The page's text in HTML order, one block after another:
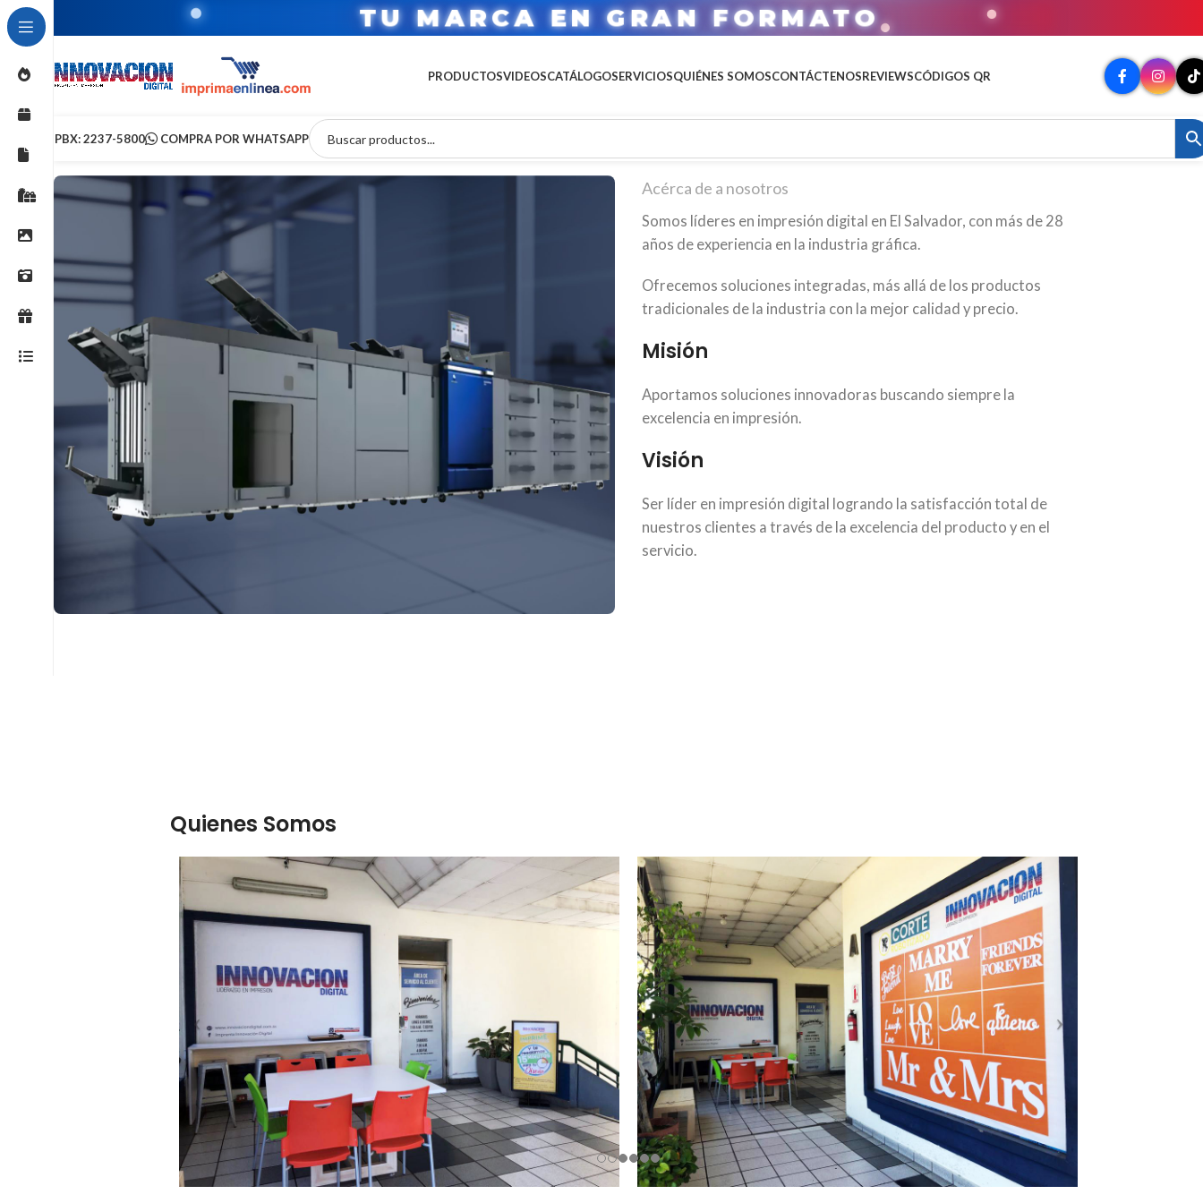
TU MARCA EN GRAN FORMATO
PRODUCTOSVIDEOSCATÁLOGOSERVICIOSQUIÉNES SOMOSCONTÁCTENOSREVIEWSCÓDIGOS QR
PBX: 2237-5800 COMPRA POR WHATSAPP
Acérca de a nosotros
Somos líderes en impresión digital en El Salvador, con más de 28
años de experiencia en la industria gráfica.
Ofrecemos soluciones integradas, más allá de los productos
tradicionales de la industria con la mejor calidad y precio.
Misión
Aportamos soluciones innovadoras buscando siempre la
excelencia en impresión.
Visión
Ser líder en impresión digital logrando la satisfacción total de
nuestros clientes a través de la excelencia del producto y en el
servicio.
Quienes Somos